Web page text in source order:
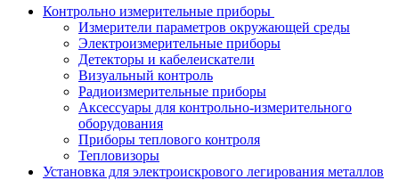
Контрольно измерительные приборы
Измерители параметров окружающей среды
Электроизмерительные приборы
Детекторы и кабелеискатели
Визуальный контроль
Радиоизмерительные приборы
Аксессуары для контрольно-измерительного
оборудования
Приборы теплового контроля
Тепловизоры
Установка для электроискрового легирования металлов